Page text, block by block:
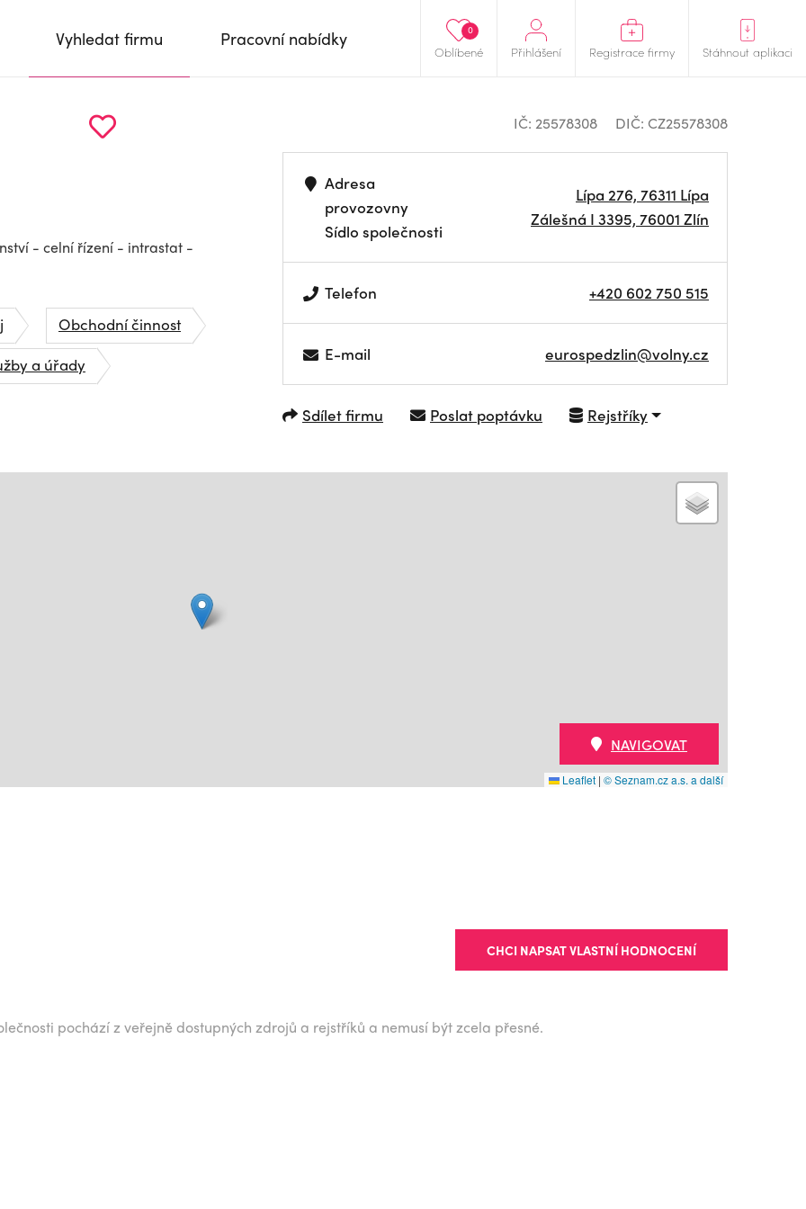
Oblíbené
0
Přihlášení Registrace firmy Stáhnout aplikaci
Vyhledat firmu Pracovní nabídky
- celní řízení - intrastat -
Obchodní činnost
a úřady
IČ: 25578308 DIČ: CZ25578308
Adresa
provozovny
Sídlo společnosti
Lípa 276, 76311 Lípa
Zálešná I 3395, 76001 Zlín
Telefon +420 602 750 515
E-mail eurospedzlin@volny.cz
Sdílet firmu Poslat poptávku Rejstříky
Leaflet | © Seznam.cz a.s. a další
NAVIGOVAT
CHCI NAPSAT VLASTNÍ HODNOCENÍ
pochází z veřejně dostupných zdrojů a rejstříků a nemusí být zcela přesné.